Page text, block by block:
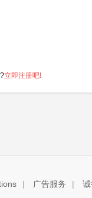
立即注册吧!
| 广告服务 |